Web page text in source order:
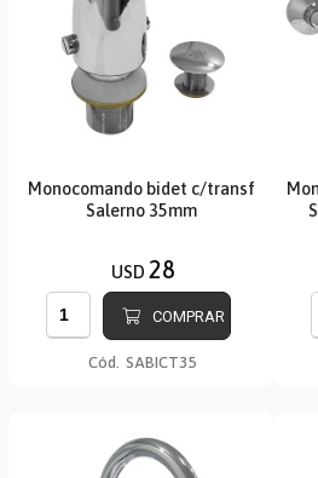
Monocomando bidet c/transf
Salerno 35mm
USD 28
COMPRAR
Cód. SABICT35